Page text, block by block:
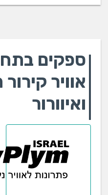
ספקים
אוויר
ואיוורור